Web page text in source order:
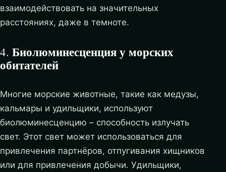
взаимодействовать на значительных
расстояниях, даже в темноте.
4. Биолюминесценция у морских
обитателей
Многие морские животные, такие как медузы,
кальмары и удильщики, используют
биолюминесценцию – способность излучать
свет. Этот свет может использоваться для
привлечения партнёров, отпугивания хищников
или для привлечения добычи. Удильщики,